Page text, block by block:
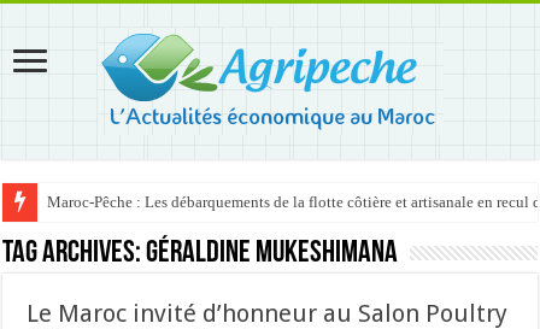
Maroc-Pêche : Les débarquements de la flotte côtière et artisanale en recul
Tag Archives:Géraldine Mukeshimana
Le Maroc invité d’honneur au Salon Poultry